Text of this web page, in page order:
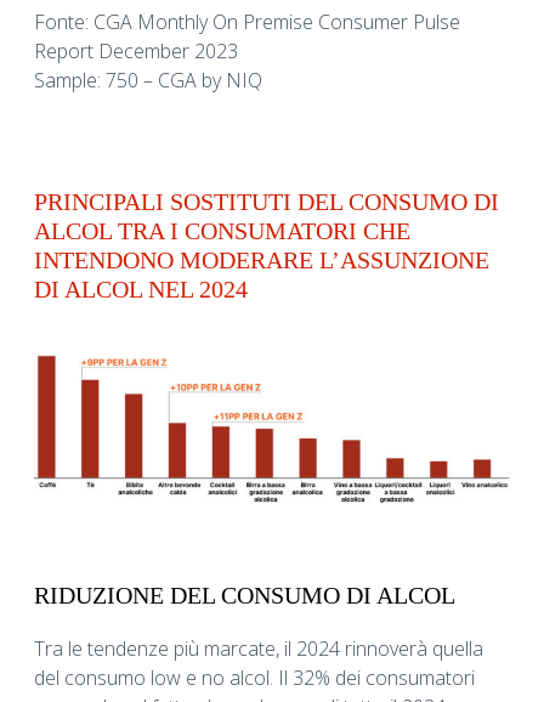
Fonte: CGA Monthly On Premise Consumer Pulse
Report December 2023
Sample: 750 – CGA by NIQ
PRINCIPALI SOSTITUTI DEL CONSUMO DI
ALCOL TRA I CONSUMATORI CHE
INTENDONO MODERARE L’ASSUNZIONE
DI ALCOL NEL 2024
RIDUZIONE DEL CONSUMO DI ALCOL
Tra le tendenze più marcate, il 2024 rinnoverà quella
del consumo low e no alcol. Il 32% dei consumatori